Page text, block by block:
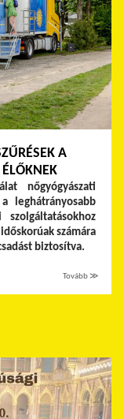
A
ÉLŐKNEK
nőgyógyászati
leghátrányosabb
számára
biztosítva.
Tovább ≫